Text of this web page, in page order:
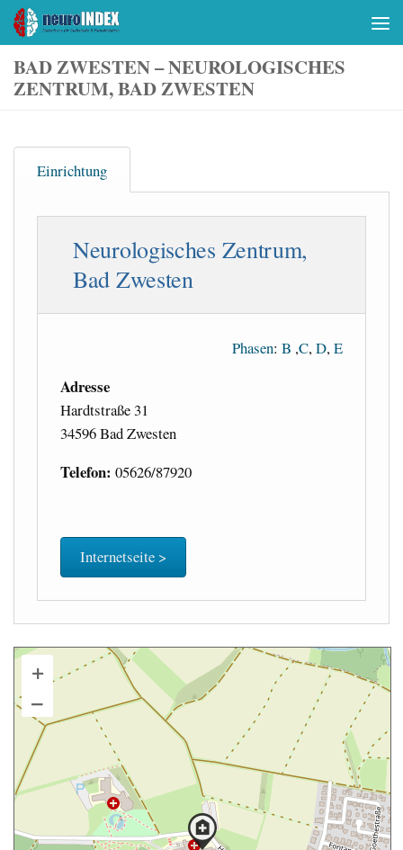
Skip to content
BAD ZWESTEN – NEUROLOGISCHES
ZENTRUM, BAD ZWESTEN
Einrichtung
Neurologisches Zentrum,
Bad Zwesten
Phasen: B ,C,D,E
Adresse
Hardtstraße 31
34596 Bad Zwesten
Telefon:05626/87920
Internetseite >
+
–